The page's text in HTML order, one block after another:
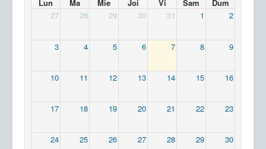
Lun Ma Mie Joi Vi Sam
Dum
27
28 29 30 31 1 2
3 4 5 6 7 8 9
10 11 12 13 14 15 16
17 18 19 20 21 22 23
24 25 26 27 28 29 30